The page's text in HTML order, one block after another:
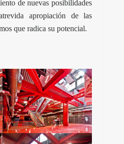
de nuevas posibilidades
apropiación de las
que radica su potencial.